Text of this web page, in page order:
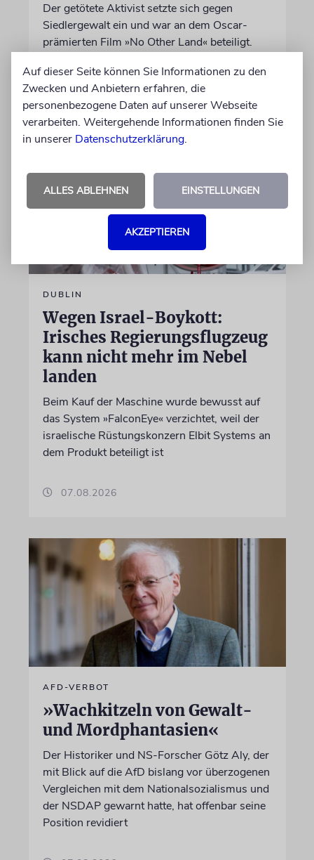
Der getötete Aktivist setzte sich gegen
Siedlergewalt ein und war an dem Oscar-
prämierten Film »No Other Land« beteiligt.
07.08.2026
DUBLIN
Wegen Israel-Boykott:
Irisches Regierungsflugzeug
kann nicht mehr im Nebel
landen
Beim Kauf der Maschine wurde bewusst auf
das System »FalconEye« verzichtet, weil der
israelische Rüstungskonzern Elbit Systems an
dem Produkt beteiligt ist
07.08.2026
AFD-VERBOT
»Wachkitzeln von Gewalt-
und Mordphantasien«
Der Historiker und NS-Forscher Götz Aly, der
mit Blick auf die AfD bislang vor überzogenen
Vergleichen mit dem Nationalsozialismus und
der NSDAP gewarnt hatte, hat offenbar seine
Position revidiert
Auf dieser Seite können Sie Informationen zu den
Zwecken und Anbietern erfahren, die
personenbezogene Daten auf unserer Webseite
verarbeiten. Weitergehende Informationen finden Sie
in unserer Datenschutzerklärung.
ALLES ABLEHNEN EINSTELLUNGEN
AKZEPTIEREN